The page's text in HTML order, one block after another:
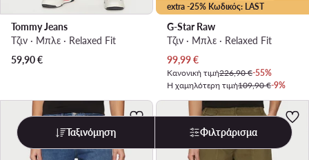
Tommy Jeans
Τζιν · Μπλε · Relaxed Fit
59,90€
extra -25% Κωδικός: LAST
G-Star Raw
Τζιν · Μπλε · Relaxed Fit
Τρέχουσα τιμή
99,99€
Κανονική τιμή226,90 €-55%
Η χαμηλότερη τιμή109,90 €-9%
Ταξινόμηση Φιλτράρισμα